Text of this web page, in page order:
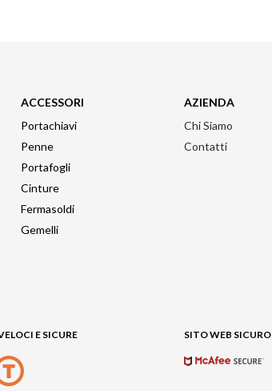
ACCESSORI
Portachiavi
Penne
Portafogli
Cinture
Fermasoldi
Gemelli
AZIENDA
Chi Siamo
Contatti
E SICURE SITO WEB SICURO